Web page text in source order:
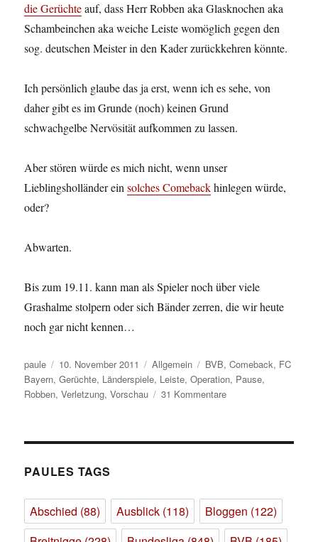
die Gerüchteauf, dass Herr Robben aka Glasknochen aka
Schambeinchen aka weiche Leiste womöglich gegen den
sog. deutschen Meister in den Kader zurückkehren könnte.
Ich persönlich glaube das ja erst, wenn ich es sehe, von
daher gibt es im Grunde (noch) keinen Grund
schwachgelbe Nervösität aufkommen zu lassen.
Aber stören würde es mich nicht, wenn unser
Lieblingsholländer einsolches Comebackhinlegen würde,
oder?
Abwarten.
Bis zum 19.11. kann man als Spieler noch über viele
Grashalme stolpern oder sich Bänder zerren, die wir heute
noch gar nicht kennen…
Autor
paule
Veröffentlicht
am
10. November 2011 Kategorien
Allgemein Schlagwörter
BVB,Comeback, FC
Bayern,Gerüchte, Länderspiele, Leiste,Operation, Pause,
Robben,Verletzung,Vorschau 31 Kommentarezu
zurück.
PAULES TAGS
Abschied (88) Ausblick (118) Bloggen (122)